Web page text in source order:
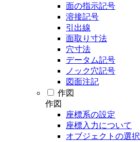
面の指示記号
溶接記号
引出線
面取り寸法
穴寸法
データム記号
ノック穴記号
図面注記
作図
作図
座標系の設定
座標入力について
オブジェクトの選択